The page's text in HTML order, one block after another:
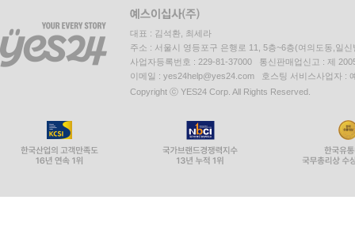
대표 : 김석환, 최세라
주소 : 서울시 영등포구 은행로 11, 5층~6층(여의도동,일신
사업자등록번호 : 229-81-37000 통신판매업신고 : 제
이메일 : yes24help@yes24.com 호스팅 서비스사업자 :
Copyright ⓒ YES24 Corp. All Rights Reserved.